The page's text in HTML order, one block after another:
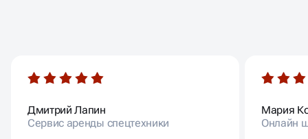
Дмитрий Лапин
Сервис аренды спецтехники
Мария
Онлайн